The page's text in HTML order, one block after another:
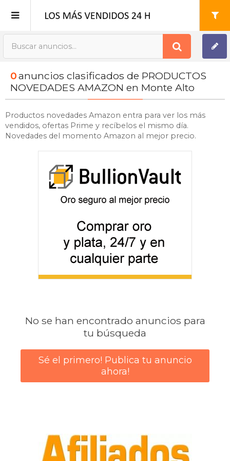
Publica tu Anuncio
Registro
0anuncios clasificados de PRODUCTOS
NOVEDADES AMAZON en Monte Alto
Productos novedades Amazon entra para ver los más
vendidos, ofertas Prime y recíbelos el mismo día.
Novedades del momento Amazon al mejor precio.
No se han encontrado anuncios para
tu búsqueda
Sé el primero! Publica tu anuncio
ahora!